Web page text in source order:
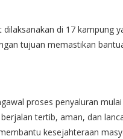
di 17 kampung
tujuan memastikan
proses penyaluran
tertib, aman, dan
kesejahteraan